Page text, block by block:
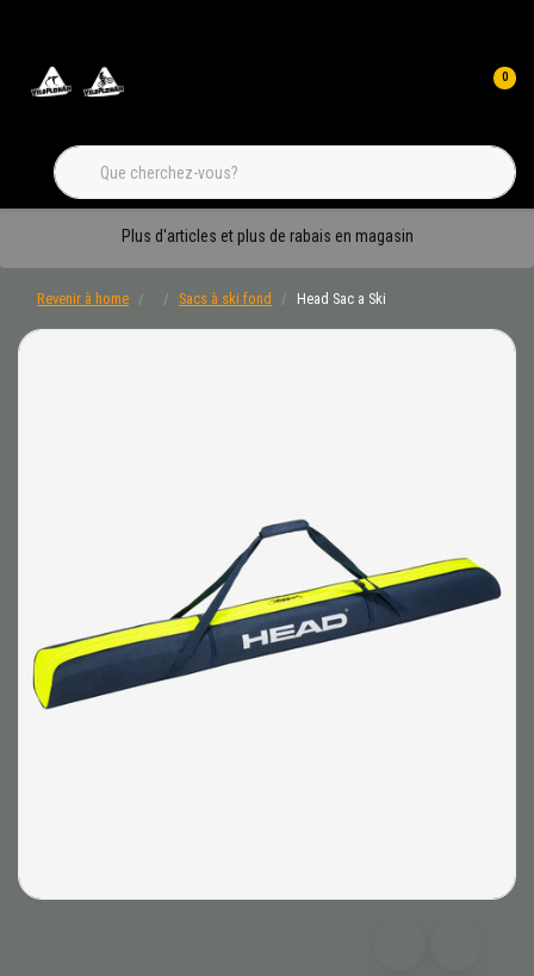
0
Plus d'articles et plus de rabais en magasin
Revenir à home Sacs à ski fond Head Sac a Ski